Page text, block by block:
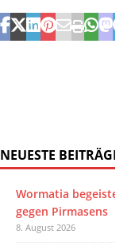
NEUESTE BEITRÄGE
Wormatia begeistert
gegen Pirmasens
8. August 2026